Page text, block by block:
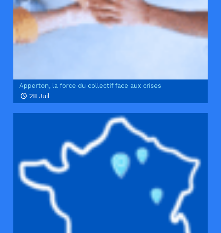
Apperton, la force du collectif face aux crises
28 Juil